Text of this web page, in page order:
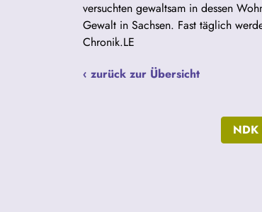
versuchten gewaltsam in dessen
Gewalt in Sachsen. Fast täglich
Chronik.LE
‹ zurück zur Übersicht
NDK